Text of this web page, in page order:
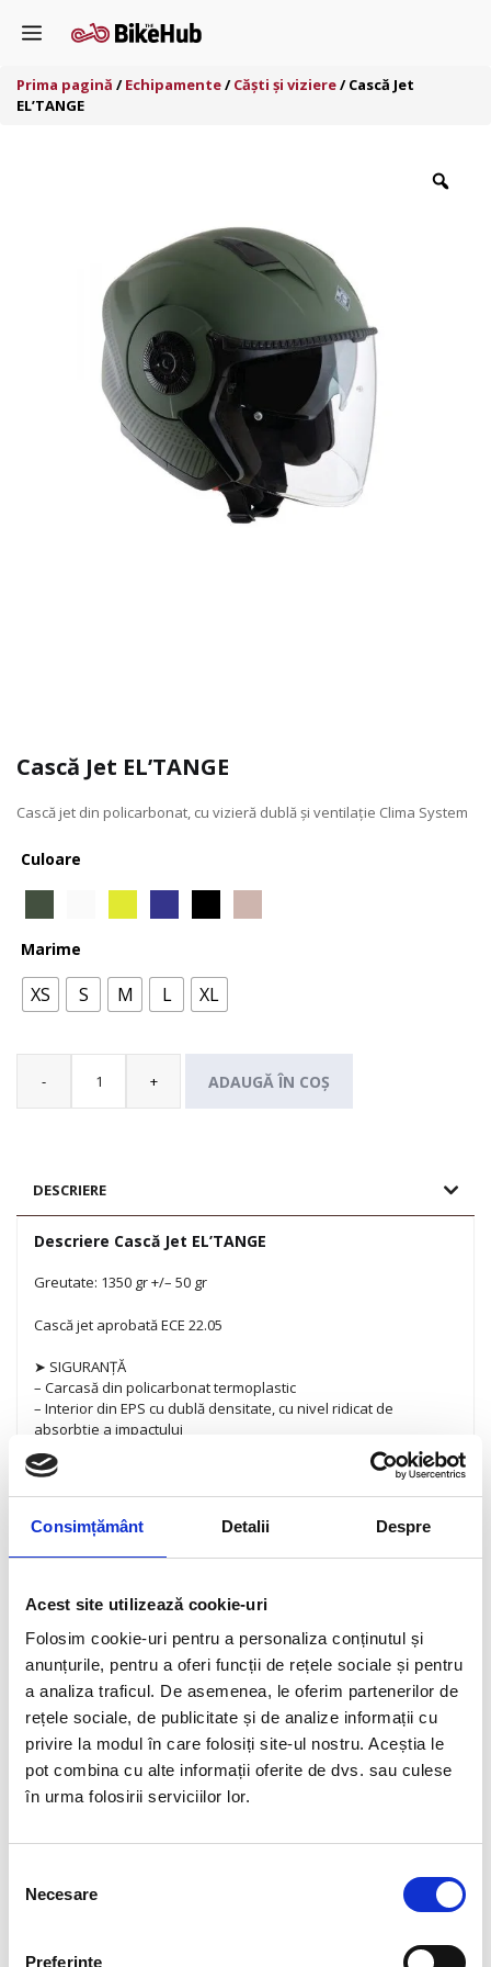
Consimțământ Detalii Despre
Acest site utilizează cookie-uri
Folosim cookie-uri pentru a personaliza conținutul și
anunțurile, pentru a oferi funcții de rețele sociale și pentru
a analiza traficul. De asemenea, le oferim partenerilor de
rețele sociale, de publicitate și de analize informații cu
privire la modul în care folosiți site-ul nostru. Aceștia le
pot combina cu alte informații oferite de dvs. sau culese
în urma folosirii serviciilor lor.
consimțământului
Necesare
Preferinţe
Menu
Prima pagină /Echipamente/Căști și viziere/ Cască Jet
EL’TANGE
Cască Jet EL’TANGE
Cască jet din policarbonat, cu vizieră dublă și ventilație Clima System
Culoare
Marime
XS S M L XL
-
Cantitate
Cască
+ ADAUGĂ ÎN COȘ
DESCRIERE
Descriere Cască Jet EL’TANGE
Greutate: 1350 gr +/– 50 gr
Cască jet aprobată ECE 22.05
➤ SIGURANȚĂ
– Carcasă din policarbonat termoplastic
– Interior din EPS cu dublă densitate, cu nivel ridicat de
absorbție a impactului
– Curea din oțel 100% cu închidere micrometrică și Sistem de
Eliberare Rapidă
– Inserție reflectorizantă pentru vizibilitate ridicată pe spate
➤ VIZIBILITATE
– Vizieră transparentă anti-zgârieturi din policarbonat aprobat
– Presetare pentru lentilă Pinlock®70
viziera este deschisă
– detașabil cu sistem de eliberare rapidă, fără să fie nevoie de
unelte
– Vizieră de soare interioară escamotabilă:
– mișcare independentă în două poziții
– se activează folosind un buton care se rotește
– detașabilă cu sistem de prindere rapidă, fără să fie nevoie de
– Vizieră exterioară fumurie – doar pentru folosire pe timpul
– Interior inovator termoformat Luxury pentru a reduce numărul
3D